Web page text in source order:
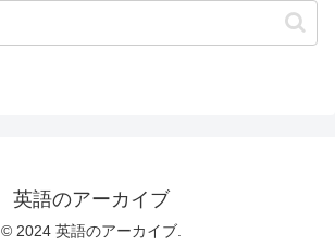
英語のアーカイブ
© 2024 英語のアーカイブ.